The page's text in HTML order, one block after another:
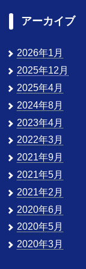
アーカイブ
2026年1月
2025年12月
2025年4月
2024年8月
2023年4月
2022年3月
2021年9月
2021年5月
2021年2月
2020年6月
2020年5月
2020年3月